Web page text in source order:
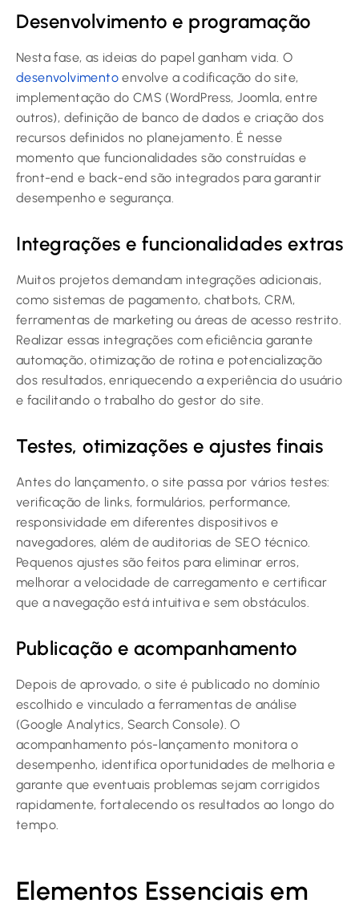
Desenvolvimento e programação
Nesta fase, as ideias do papel ganham vida. O
desenvolvimento envolve a codificação do site,
implementação do CMS (WordPress, Joomla, entre
outros), definição de banco de dados e criação dos
recursos definidos no planejamento. É nesse
momento que funcionalidades são construídas e
front-end e back-end são integrados para garantir
desempenho e segurança.
Integrações e funcionalidades extras
Muitos projetos demandam integrações adicionais,
como sistemas de pagamento, chatbots, CRM,
ferramentas de marketing ou áreas de acesso restrito.
Realizar essas integrações com eficiência garante
automação, otimização de rotina e potencialização
dos resultados, enriquecendo a experiência do usuário
e facilitando o trabalho do gestor do site.
Testes, otimizações e ajustes finais
Antes do lançamento, o site passa por vários testes:
verificação de links, formulários, performance,
responsividade em diferentes dispositivos e
navegadores, além de auditorias de SEO técnico.
Pequenos ajustes são feitos para eliminar erros,
melhorar a velocidade de carregamento e certificar
que a navegação está intuitiva e sem obstáculos.
Publicação e acompanhamento
Depois de aprovado, o site é publicado no domínio
escolhido e vinculado a ferramentas de análise
(Google Analytics, Search Console). O
acompanhamento pós-lançamento monitora o
desempenho, identifica oportunidades de melhoria e
garante que eventuais problemas sejam corrigidos
rapidamente, fortalecendo os resultados ao longo do
tempo.
Elementos Essenciais em